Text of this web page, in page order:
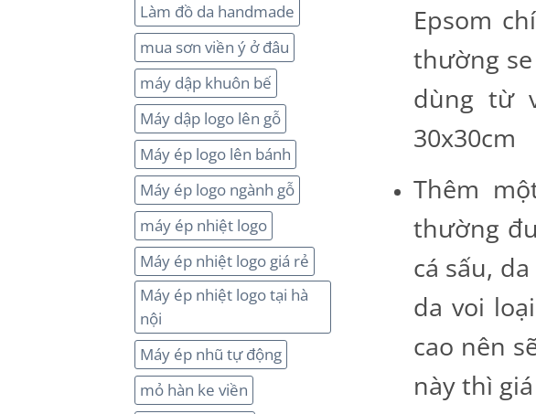
Làm đồ da handmade
mua sơn viền ý ở đâu
máy dập khuôn bế
Máy dập logo lên gỗ
Máy ép logo lên bánh
Máy ép logo ngành gỗ
máy ép nhiệt logo
Máy ép nhiệt logo giá rẻ
Máy ép nhiệt logo tại hà
nội
Máy ép nhũ tự động
mỏ hàn ke viền
Epsom
thường
dùng từ
30x30cm
Thêm
thường
cá sấu,
da voi
cao nên
này thì